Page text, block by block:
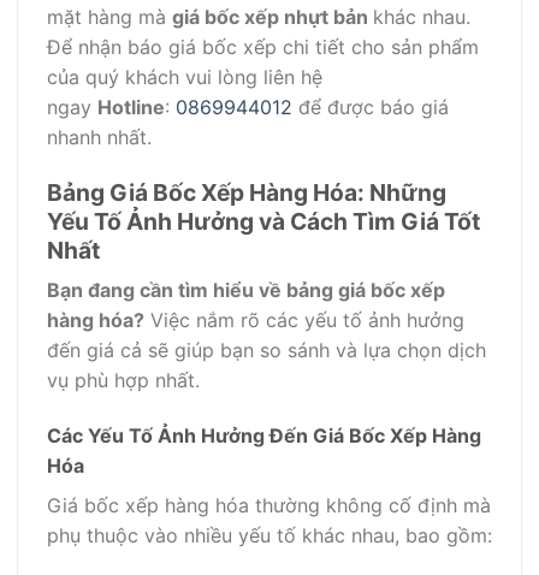
mặt hàng mà giá bốc xếp nhựt bản khác nhau.
Để nhận báo giá bốc xếp chi tiết cho sản phẩm
của quý khách vui lòng liên hệ
ngay Hotline: 0869944012 để được báo giá
nhanh nhất.
Bảng Giá Bốc Xếp Hàng Hóa: Những
Yếu Tố Ảnh Hưởng và Cách Tìm Giá Tốt
Nhất
Bạn đang cần tìm hiểu về bảng giá bốc xếp
hàng hóa? Việc nắm rõ các yếu tố ảnh hưởng
đến giá cả sẽ giúp bạn so sánh và lựa chọn dịch
vụ phù hợp nhất.
Các Yếu Tố Ảnh Hưởng Đến Giá Bốc Xếp Hàng
Hóa
Giá bốc xếp hàng hóa thường không cố định mà
phụ thuộc vào nhiều yếu tố khác nhau, bao gồm: